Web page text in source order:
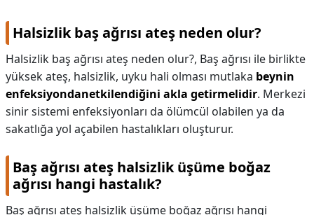
Halsizlik baş ağrısı ateş neden olur?
Halsizlik baş ağrısı ateş neden olur?, Baş ağrısı ile birlikte
yüksek ateş, halsizlik, uyku hali olması mutlaka beynin
enfeksiyondanetkilendiğini akla getirmelidir. Merkezi
sinir sistemi enfeksiyonları da ölümcül olabilen ya da
sakatlığa yol açabilen hastalıkları oluşturur.
Baş ağrısı ateş halsizlik üşüme boğaz
ağrısı hangi hastalık?
Baş ağrısı ateş halsizlik üşüme boğaz ağrısı hangi